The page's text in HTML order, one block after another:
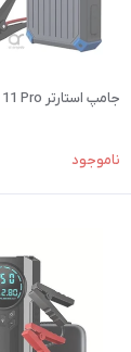
جامپ استارتر Brave BJS 11 Pro
ناموجود